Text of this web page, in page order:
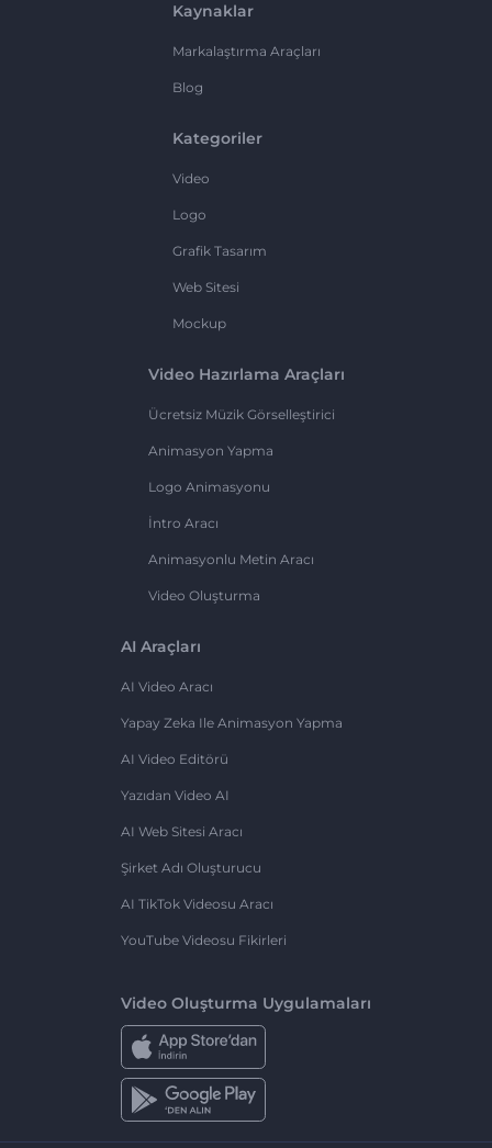
Kaynaklar
Markalaştırma Araçları
Blog
Kategoriler
Video
Logo
Grafik Tasarım
Web Sitesi
Mockup
Video Hazırlama Araçları
Ücretsiz Müzik Görselleştirici
Animasyon Yapma
Logo Animasyonu
İntro Aracı
Animasyonlu Metin Aracı
Video Oluşturma
AI Araçları
AI Video Aracı
Yapay Zeka Ile Animasyon Yapma
AI Video Editörü
Yazıdan Video AI
AI Web Sitesi Aracı
Şirket Adı Oluşturucu
AI TikTok Videosu Aracı
YouTube Videosu Fikirleri
Video Oluşturma Uygulamaları